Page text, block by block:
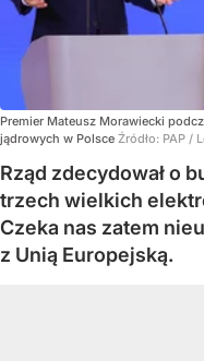
Premier Mateusz Morawiecki
jądrowych w Polsce Źródło: PAP /
Rząd zdecydował o
trzech wielkich
Czeka nas zatem
z Unią Europejską.